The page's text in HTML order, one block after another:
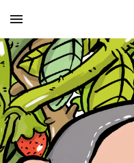
Skip to main content